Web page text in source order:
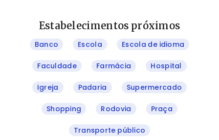
Estabelecimentos próximos
Banco Escola Escola de idioma
Faculdade Farmácia Hospital
Igreja Padaria Supermercado
Shopping Rodovia Praça
Transporte público